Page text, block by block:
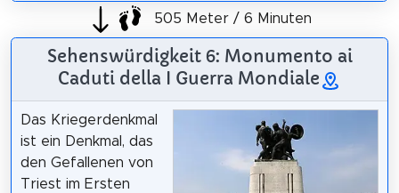
505 Meter / 6 Minuten
Sehenswürdigkeit 6: Monumento ai
Caduti della I Guerra Mondiale
Das Kriegerdenkmal
ist ein Denkmal, das
den Gefallenen von
Triest im Ersten